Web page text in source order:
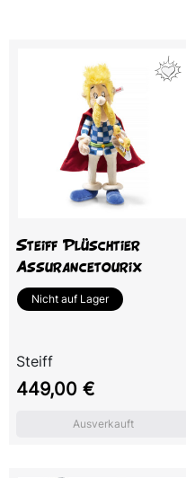
Steiff Plüschtier
Assurancetourix
Nicht auf Lager
Steiff
Preis
449,00 €
Ausverkauft